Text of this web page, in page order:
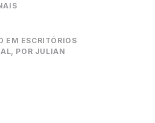
EM ESCRITÓRIOS
POR JULIAN